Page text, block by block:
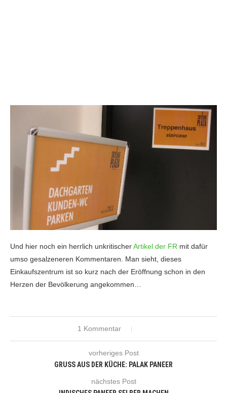
Und hier noch ein herrlich unkritischerArtikel der FR mit dafür
umso gesalzeneren Kommentaren. Man sieht, dieses
Einkaufszentrum ist so kurz nach der Eröffnung schon in den
Herzen der Bevölkerung angekommen…
1 Kommentar
vorheriges Post
GRUSS AUS DER KÜCHE: PALAK PANEER
nächstes Post